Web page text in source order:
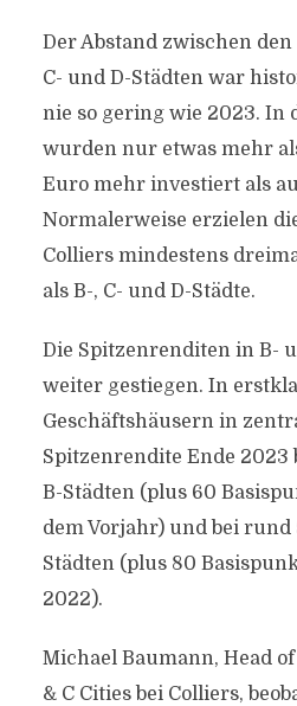
Der Abstand zwischen den
C- und D-Städten war
nie so gering wie 2023. In
wurden nur etwas mehr
Euro mehr investiert als
Normalerweise erzielen
Colliers mindestens
als B-, C- und D-Städte.
Die Spitzenrenditen in B-
weiter gestiegen. In
Geschäftshäusern in
Spitzenrendite Ende 2023
B-Städten (plus 60
dem Vorjahr) und bei rund
Städten (plus 80
2022).
Michael Baumann, Head
& C Cities bei Colliers,